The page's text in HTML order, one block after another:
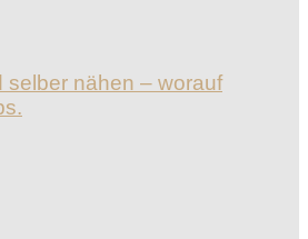
selber nähen – worauf